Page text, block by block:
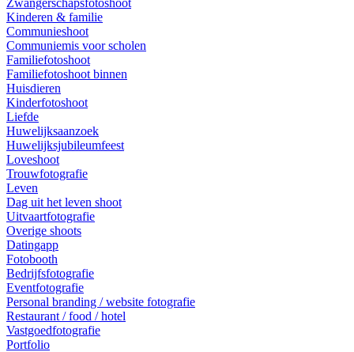
Zwangerschapsfotoshoot
Kinderen & familie
Communieshoot
Communiemis voor scholen
Familiefotoshoot
Familiefotoshoot binnen
Huisdieren
Kinderfotoshoot
Liefde
Huwelijksaanzoek
Huwelijksjubileumfeest
Loveshoot
Trouwfotografie
Leven
Dag uit het leven shoot
Uitvaartfotografie
Overige shoots
Datingapp
Fotobooth
Bedrijfsfotografie
Eventfotografie
Personal branding / website fotografie
Restaurant / food / hotel
Vastgoedfotografie
Portfolio